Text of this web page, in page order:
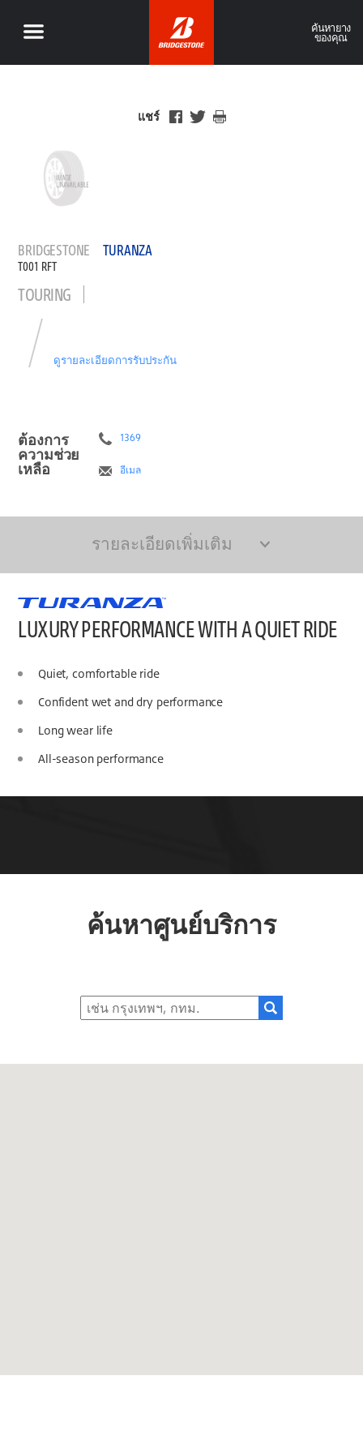
ค้นหายาง
ของคุณ
แชร์
BRIDGESTONE TURANZA
T001 RFT
TOURING
ดูรายละเอียดการรับประกัน
ต้องการ
ความช่วย
เหลือ
1369
อีเมล
รายละเอียดเพิ่มเติม
LUXURY PERFORMANCE WITH A QUIET RIDE
Quiet, comfortable ride
Confident wet and dry performance
Long wear life
All-season performance
ค้นหาศูนย์บริการ